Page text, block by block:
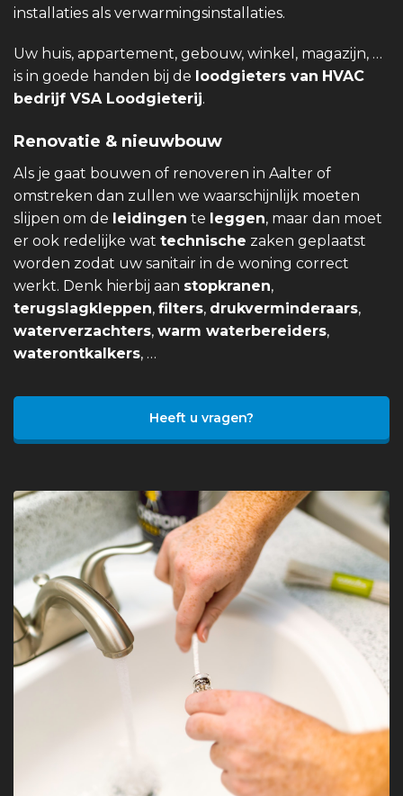
installaties als verwarmingsinstallaties.
Uw huis, appartement, gebouw, winkel, magazijn, …
is in goede handen bij de loodgieters van HVAC
bedrijf VSA Loodgieterij.
Renovatie & nieuwbouw
Als je gaat bouwen of renoveren in Aalter of
omstreken dan zullen we waarschijnlijk moeten
slijpen om de leidingen te leggen, maar dan moet
er ook redelijke wat technische zaken geplaatst
worden zodat uw sanitair in de woning correct
werkt. Denk hierbij aan stopkranen,
terugslagkleppen, filters, drukverminderaars,
waterverzachters, warm waterbereiders,
waterontkalkers, …
Heeft u vragen?